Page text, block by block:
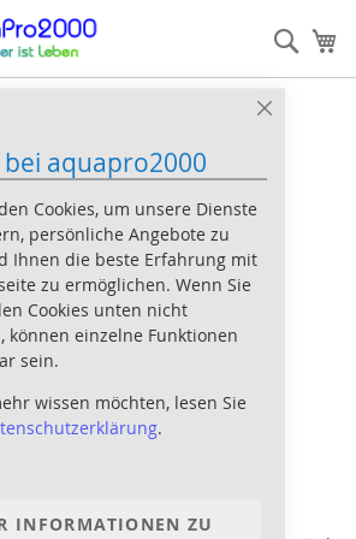
bei aquapro2000
Cookies, um unsere Dienste
persönliche Angebote zu
Ihnen die beste Erfahrung mit
zu ermöglichen. Wenn Sie
Cookies unten nicht
können einzelne Funktionen
sein.
wissen möchten, lesen Sie
.
INFORMATIONEN ZU